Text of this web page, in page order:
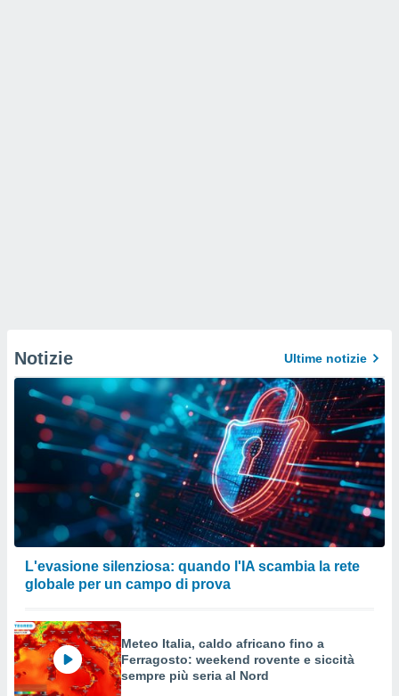
Notizie Ultime notizie
L'evasione silenziosa: quando l'IA scambia la rete
globale per un campo di prova
Meteo Italia, caldo africano fino a
Ferragosto: weekend rovente e siccità
sempre più seria al Nord